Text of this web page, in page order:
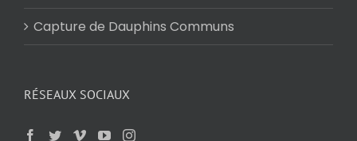
Capture de Dauphins Communs
RÉSEAUX SOCIAUX